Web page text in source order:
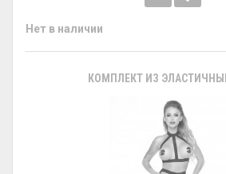
Нет в наличии
КОМПЛЕКТ ИЗ